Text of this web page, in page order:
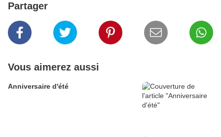
Partager
Vous aimerez aussi
Anniversaire d'été